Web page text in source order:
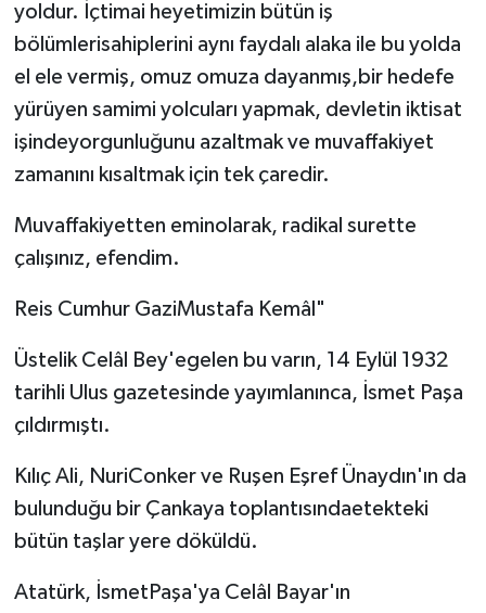
yoldur. İçtimai heyetimizin bütün iş
bölümlerisahipleri­ni aynı faydalı alaka ile bu yolda
el ele vermiş, omuz omuza da­yanmış,bir hedefe
yürüyen samimi yolcuları yapmak, devletin iktisat
işindeyorgunluğunu azaltmak ve muvaffakiyet
zamanını kısaltmak için tek çaredir.
Muvaffakiyetten eminolarak, radikal surette
çalışınız, efen­dim.
Reis Cumhur GaziMustafa Kemâl"
Üstelik Celâl Bey'egelen bu varın, 14 Eylül 1932
tarihli Ulus gazetesinde yayımlanınca, İsmet Paşa
çıldırmıştı.
Kılıç Ali, NuriConker ve Ruşen Eşref Ünaydın'ın da
bulunduğu bir Çankaya toplantısındaetekteki
bütün taşlar yere döküldü.
Atatürk, İsmetPaşa'ya Celâl Bayar'ın